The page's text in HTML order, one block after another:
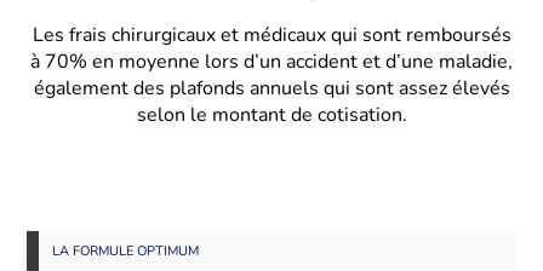
Les frais chirurgicaux et médicaux qui sont remboursés
à 70% en moyenne lors d’un accident et d’une maladie,
également des plafonds annuels qui sont assez élevés
selon le montant de cotisation.
LA FORMULE OPTIMUM